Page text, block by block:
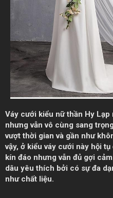
Váy cưới kiểu nữ thần Hy Lạp
nhưng vẫn vô cùng sang
vượt thời gian và gần như
vậy, ở kiểu váy cưới này hội
kín đáo nhưng vẫn đủ gợi
dâu yêu thích bởi có sự đa
như chất liệu.